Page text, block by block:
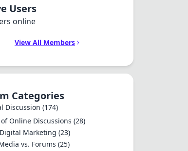
Users
online
View All Members
Categories
Discussion (174)
Online Discussions (28)
Marketing (23)
vs. Forums (25)